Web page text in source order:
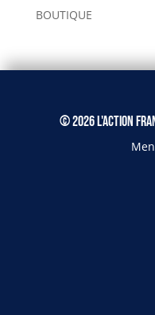
BOUTIQUE
© 2026 L'Action